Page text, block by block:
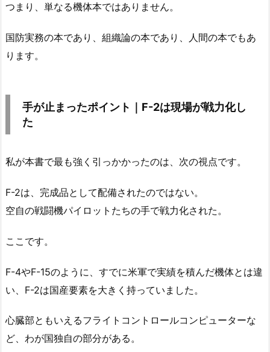
つまり、単なる機体本ではありません。
国防実務の本であり、組織論の本であり、人間の本でもあ
ります。
手が止まったポイント｜F-2は現場が戦力化し
た
私が本書で最も強く引っかかったのは、次の視点です。
F-2は、完成品として配備されたのではない。
空自の戦闘機パイロットたちの手で戦力化された。
ここです。
F-4やF-15のように、すでに米軍で実績を積んだ機体とは違
い、F-2は国産要素を大きく持っていました。
心臓部ともいえるフライトコントロールコンピューターな
ど、わが国独自の部分がある。